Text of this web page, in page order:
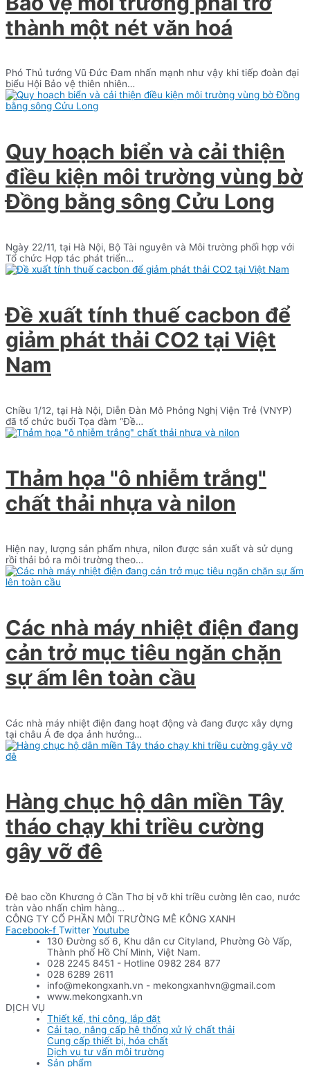
thành một nét văn hoá
Phó Thủ tướng Vũ Đức Đam nhấn mạnh như vậy khi tiếp đoàn đại
biểu Hội Bảo vệ thiên nhiên…
Quy hoạch biển và cải thiện
điều kiện môi trường vùng bờ
Đồng bằng sông Cửu Long
Ngày 22/11, tại Hà Nội, Bộ Tài nguyên và Môi trường phối hợp với
Tổ chức Hợp tác phát triển…
Đề xuất tính thuế cacbon để
giảm phát thải CO2 tại Việt
Nam
Chiều 1/12, tại Hà Nội, Diễn Đàn Mô Phỏng Nghị Viện Trẻ (VNYP)
đã tổ chức buổi Tọa đàm “Đề…
Thảm họa "ô nhiễm trắng"
chất thải nhựa và nilon
Hiện nay, lượng sản phẩm nhựa, nilon được sản xuất và sử dụng
rồi thải bỏ ra môi trường theo…
Các nhà máy nhiệt điện đang
cản trở mục tiêu ngăn chặn
sự ấm lên toàn cầu
Các nhà máy nhiệt điện đang hoạt động và đang được xây dựng
tại châu Á đe dọa ảnh hưởng…
Hàng chục hộ dân miền Tây
tháo chạy khi triều cường
gây vỡ đê
Đê bao cồn Khương ở Cần Thơ bị vỡ khi triều cường lên cao, nước
tràn vào nhấn chìm hàng…
CÔNG TY CỔ PHẦN MÔI TRƯỜNG MÊ KÔNG XANH
Facebook-f Twitter Youtube
130 Đường số 6, Khu dân cư Cityland, Phường Gò Vấp,
Thành phố Hồ Chí Minh, Việt Nam.
028 2245 8451 - Hotline 0982 284 877
028 6289 2611
info@mekongxanh.vn - mekongxanhvn@gmail.com
www.mekongxanh.vn
DỊCH VỤ
Thiết kế, thi công, lắp đặt
Cải tạo, nâng cấp hệ thống xử lý chất thải
Cung cấp thiết bị, hóa chất
Dịch vụ tư vấn môi trường
Sản phẩm